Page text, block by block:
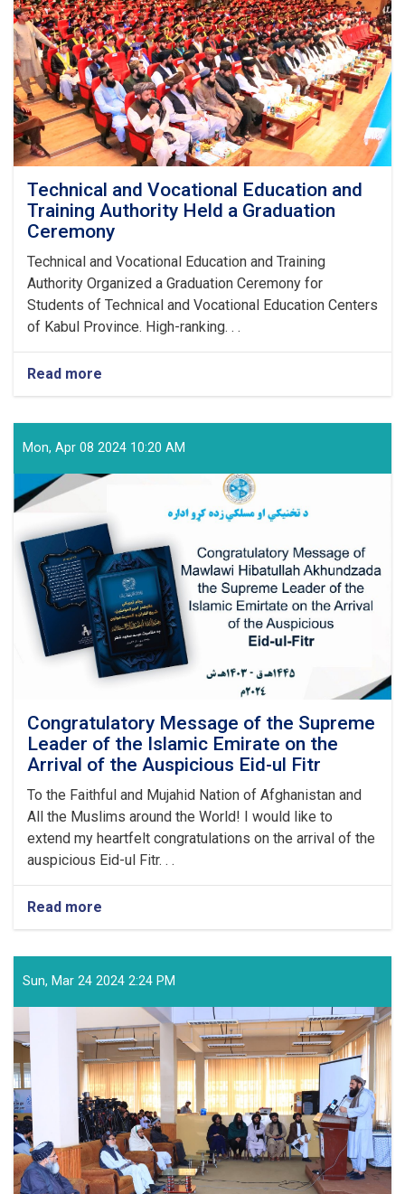
Technical and Vocational Education and
Training Authority Held a Graduation
Ceremony
Technical and Vocational Education and Training
Authority Organized a Graduation Ceremony for
Students of Technical and Vocational Education Centers
of Kabul Province. High-ranking. . .
Read more
Technical
Vocational
Education
Training
Held
a
Graduation
Ceremony
Mon, Apr 08 2024 10:20 AM
Congratulatory Message of the Supreme
Leader of the Islamic Emirate on the
Arrival of the Auspicious Eid-ul Fitr
To the Faithful and Mujahid Nation of Afghanistan and
All the Muslims around the World! I would like to
extend my heartfelt congratulations on the arrival of the
auspicious Eid-ul Fitr. . .
Read more
Congratulatory
of
the
Leader
of
the
Islamic
Emirate
on
the
Arrival
of
the
Sun, Mar 24 2024 2:24 PM